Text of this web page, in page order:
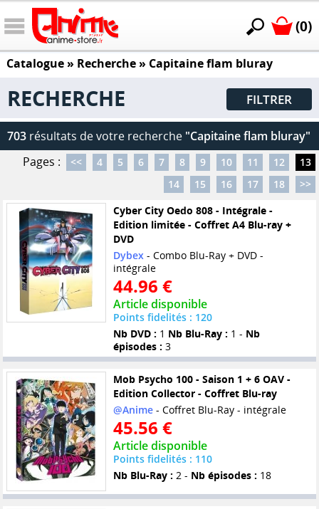
(0)
Catalogue» Recherche » Capitaine flam bluray
RECHERCHE FILTRER
703 résultats de votre recherche "Capitaine flam bluray"
Pages :
<< 4 5 6 7 8 9 10 11 12
13
14
15 16 17 18
>>
Cyber City Oedo 808 - Intégrale -
Edition limitée - Coffret A4 Blu-ray +
DVD
Dybex- Combo Blu-Ray + DVD -
intégrale
44.96 €
Article disponible
Points fidelités : 120
Nb DVD : 1 Nb Blu-Ray : 1 - Nb
épisodes : 3
Mob Psycho 100 - Saison 1 + 6 OAV -
Edition Collector - Coffret Blu-ray
@Anime- Coffret Blu-Ray - intégrale
45.56 €
Article disponible
Points fidelités : 110
Nb Blu-Ray : 2 - Nb épisodes : 18